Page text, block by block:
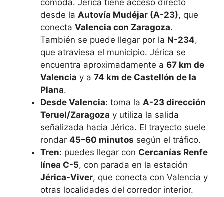
cómoda. Jérica tiene acceso directo
desde la Autovía Mudéjar (A-23), que
conecta Valencia con Zaragoza.
También se puede llegar por la N-234,
que atraviesa el municipio. Jérica se
encuentra aproximadamente a 67 km de
Valencia y a 74 km de Castellón de la
Plana.
Desde Valencia: toma la A-23 dirección
Teruel/Zaragoza y utiliza la salida
señalizada hacia Jérica. El trayecto suele
rondar 45–60 minutos según el tráfico.
Tren: puedes llegar con Cercanías Renfe
línea C-5, con parada en la estación
Jérica-Viver, que conecta con Valencia y
otras localidades del corredor interior.